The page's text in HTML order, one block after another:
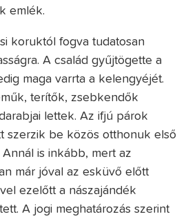
emlék.
koruktól fogva tudatosan
A család gyűjtögette a
maga varrta a kelengyéjét.
terítők, zsebkendők
lettek. Az ifjú párok
szerzik be közös otthonuk első
is inkább, mert az
már jóval az esküvő előtt
ezelőtt a nászajándék
A jogi meghatározás szerint